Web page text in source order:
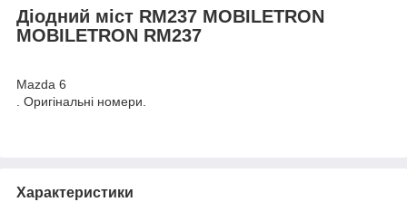
Діодний міст RM237 MOBILETRON
MOBILETRON RM237
Mazda 6
. Оригінальні номери.
Характеристики